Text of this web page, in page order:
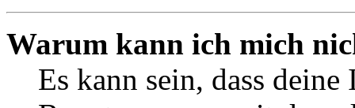
Warum kann ich mich
Es kann sein, dass